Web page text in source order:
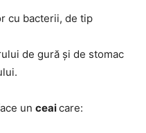
cu bacterii, de tip
de gură și de stomac
un ceaicare: